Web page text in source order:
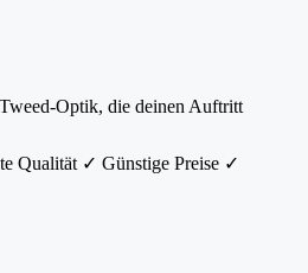
Optik, die deinen Auftritt
Qualität ✓ Günstige Preise ✓